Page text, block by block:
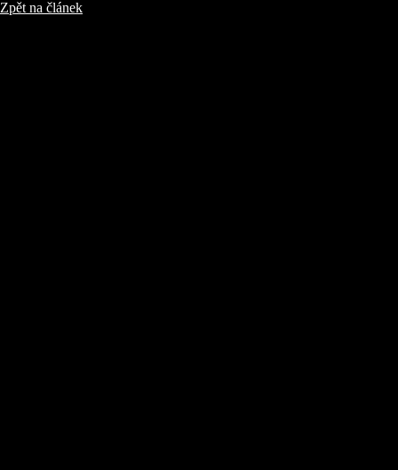
Zpět na článek